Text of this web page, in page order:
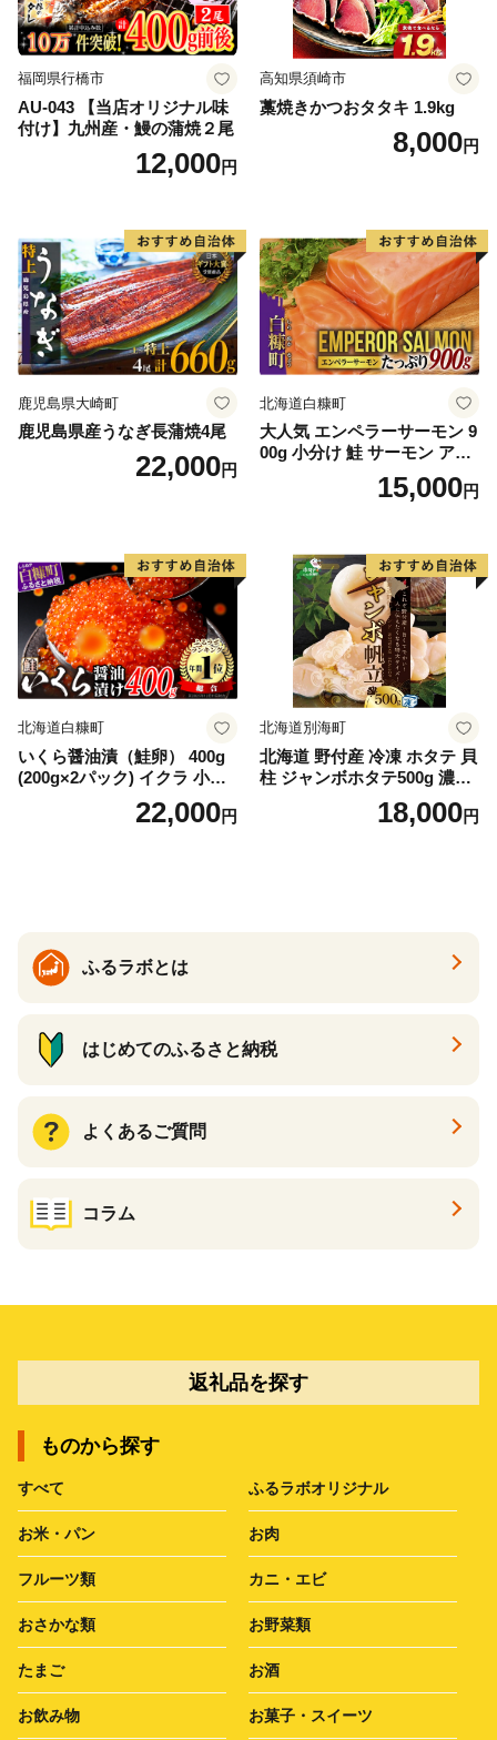
福岡県行橋市
AU-043 【当店オリジナル味
付け】九州産・鰻の蒲焼２尾
12,000円
高知県須崎市
藁焼きかつおタタキ 1.9kg
8,000円
鹿児島県大崎町
鹿児島県産うなぎ長蒲焼4尾
22,000円
北海道白糠町
大人気 エンペラーサーモン 9
00g 小分け 鮭 サーモン アト
ランティックサーモン 水産
庁長官賞 受賞 さけ シャケ し
満足 美味しい 贈答 生食用 刺
身 お刺身 刺し身 魚介類 海鮮
冷凍 厚切り 薄切り ふるさと
納税 ふるさとチョイス チョ
イス 北海道 白糠町
15,000円
北海道白糠町
いくら醤油漬（鮭卵） 400g
(200g×2パック) イクラ 小分
け いくら醤油漬 鮭いくら い
くら醤油漬け 鮭 鮭卵 ikura
22,000円
北海道別海町
北海道 野付産 冷凍 ホタテ 貝
柱 ジャンボホタテ500g 濃厚
な旨味と甘み （ほたて ホタ
テ 帆立 貝柱 ホタテ貝柱 大玉
18,000円
ふるラボとは
はじめてのふるさと納税
よくあるご質問
コラム
返礼品を探す
ものから探す
すべて ふるラボオリジナル
お米・パン お肉
フルーツ類 カニ・エビ
おさかな類 お野菜類
たまご お酒
お飲み物 お菓子・スイーツ